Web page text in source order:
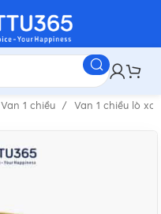
Van 1 chiều Van 1 chiều lò xo